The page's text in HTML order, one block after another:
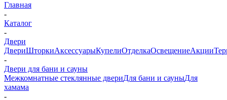
Главная
-
Каталог
-
Двери
ДвериШторкиАксессуарыКупелиОтделкаОсвещениеАкции
-
Двери для бани и сауны
Межкомнатные стеклянные двериДля бани и сауныДля
хамама
-